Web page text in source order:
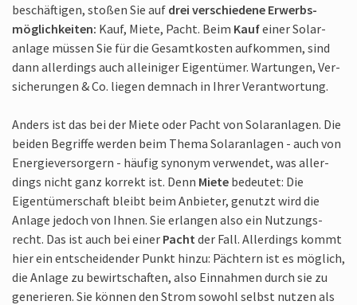
beschäftigen, stoßen Sie auf drei verschiedene Erwerbs­
möglich­keiten: Kauf, Miete, Pacht. Beim Kaufeiner Solar­
anlage müssen Sie für die Gesamt­kosten aufkommen, sind
dann aller­dings auch alleiniger Eigen­tümer. Wartungen, Ver­
sicherungen & Co. liegen demnach in Ihrer Verant­wortung.
Anders ist das bei der Miete oder Pacht von Solar­anlagen. Die
beiden Begriffe werden beim Thema Solar­anlagen - auch von
Energie­versorgern - häufig synonym verwendet, was aller­
dings nicht ganz korrekt ist. Denn Miete bedeutet: Die
Eigentümer­schaft bleibt beim Anbieter, genutzt wird die
Anlage jedoch von Ihnen. Sie erlangen also ein Nutzungs­
recht. Das ist auch bei einer Pacht der Fall. Aller­dings kommt
hier ein ent­scheidender Punkt hinzu: Pächtern ist es möglich,
die Anlage zu bewirt­schaften, also Ein­nahmen durch sie zu
generieren. Sie können den Strom sowohl selbst nutzen als